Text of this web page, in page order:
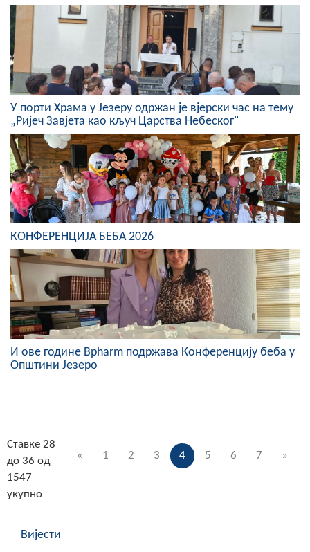
ЦИВИЛНА ЗАШТИТА
КОНТАКТ
У порти Храма у Језеру одржан је вјерски час на тему
„Ријеч Завјета као кључ Царства Небеског"
КОНФЕРЕНЦИЈА БЕБА 2026
И ове године Bpharm подржава Конференцију беба у
Општини Језеро
« 1 2 3 4 5 6 7 »
Ставке 28
до 36 од
1547
укупно
Вијести